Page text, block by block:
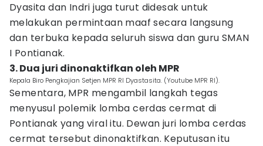
Dyasita dan Indri juga turut didesak untuk
melakukan permintaan maaf secara langsung
dan terbuka kepada seluruh siswa dan guru SMAN
I Pontianak.
3. Dua juri dinonaktifkan oleh MPR
Kepala Biro Pengkajian Setjen MPR RI Dyastasita. (Youtube MPR RI).
Sementara, MPR mengambil langkah tegas
menyusul polemik lomba cerdas cermat di
Pontianak yang viral itu. Dewan juri lomba cerdas
cermat tersebut dinonaktifkan. Keputusan itu